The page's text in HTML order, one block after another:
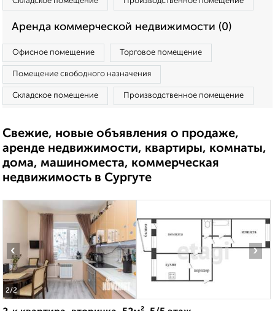
Аренда коммерческой недвижимости (0)
Офисное помещение Торговое помещение
Помещение свободного назначения
Складское помещение Производственное помещение
Свежие, новые объявления о продаже,
аренде недвижимости, квартиры, комнаты,
дома, машиноместа, коммерческая
недвижимость в Сургуте
2/2
‹ ›